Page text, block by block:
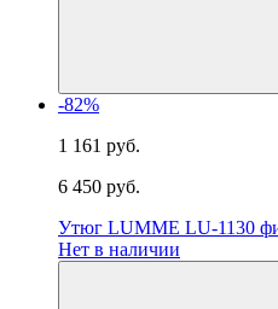
-82%
1 161 руб.
6 450 руб.
Утюг LUMME LU-1130
Нет в наличии